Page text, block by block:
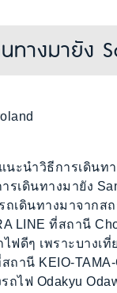
ทางมายัง
ะนำวิธีการเดินท
รเดินทางมายัง
ถเดินทางมาจากส
LINE ที่สถานี
ไฟดีๆ เพราะบางเ
ถานี KEIO-
ถไฟ Odakyu